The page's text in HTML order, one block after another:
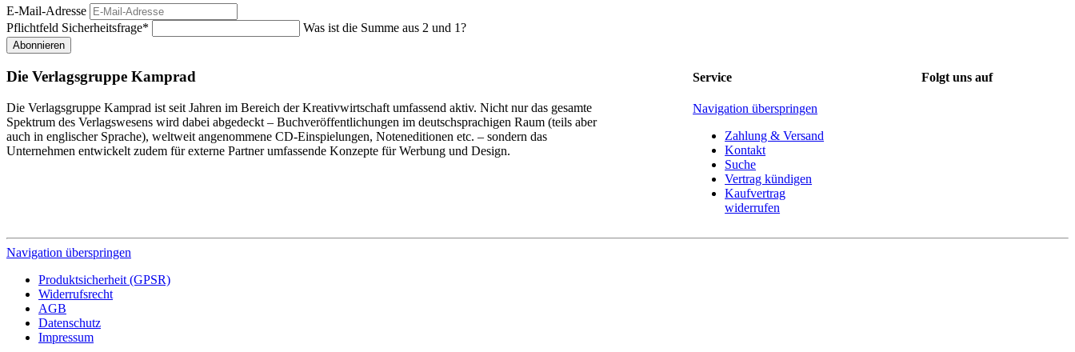
E-Mail-Adresse
Pflichtfeld Sicherheitsfrage* Was ist die Summe aus 2 und 1?
Abonnieren
Die Verlagsgruppe Kamprad
Die Verlagsgruppe Kamprad ist seit Jahren im Bereich der Kreativwirtschaft umfassend aktiv. Nicht nur das gesamte
Spektrum des Verlagswesens wird dabei abgedeckt – Buchveröffentlichungen im deutschsprachigen Raum (teils aber
auch in englischer Sprache), weltweit angenommene CD-Einspielungen, Noteneditionen etc. – sondern das
Unternehmen entwickelt zudem für externe Partner umfassende Konzepte für Werbung und Design.
Service
Navigation überspringen
Zahlung & Versand
Kontakt
Suche
Vertrag kündigen
Kaufvertrag
widerrufen
Folgt uns auf
Navigation überspringen
Produktsicherheit (GPSR)
Widerrufsrecht
AGB
Datenschutz
Impressum